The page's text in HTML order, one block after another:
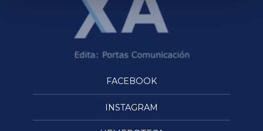
FACEBOOK
INSTAGRAM